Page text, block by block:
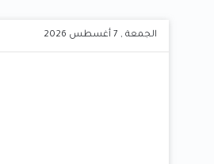
الجمعة , 7 أغسطس 2026